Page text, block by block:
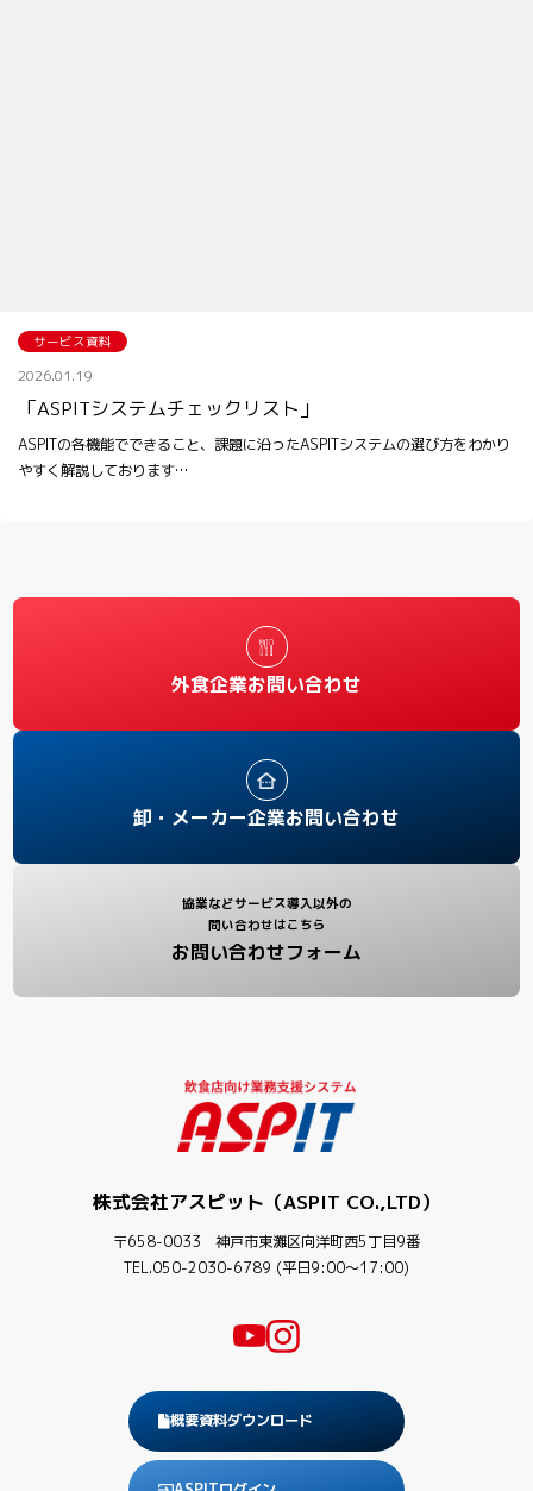
サービス資料
2026.01.19
「ASPITシステムチェックリスト」
ASPITの各機能でできること、課題に沿ったASPITシステムの選び方をわかり
やすく解説しております…
外食企業お問い合わせ
卸・メーカー企業お問い合わせ
協業などサービス導入以外の
問い合わせはこちら
お問い合わせフォーム
株式会社アスピット（ASPIT CO.,LTD）
〒658-0033 神戸市東灘区向洋町西5丁目9番
TEL.050-2030-6789 (平日9:00〜17:00)
概要資料ダウンロード